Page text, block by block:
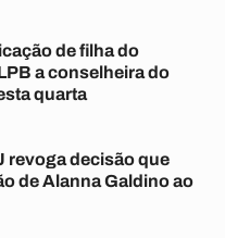
de filha do
a conselheira do
quarta
revoga decisão que
de Alanna Galdino ao